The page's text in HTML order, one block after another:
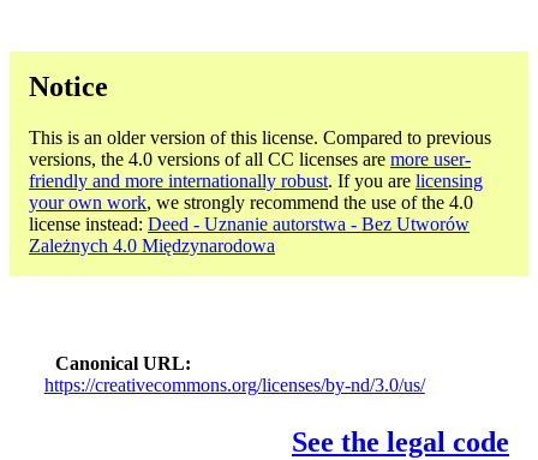
Notice
This is an older version of this license. Compared to previous
versions, the 4.0 versions of all CC licenses are more user-
friendly and more internationally robust. If you are licensing
your own work, we strongly recommend the use of the 4.0
license instead: Deed - Uznanie autorstwa - Bez Utworów
Zależnych 4.0 Międzynarodowa
Canonical URL
https://creativecommons.org/licenses/by-nd/3.0/us/
See the legal code